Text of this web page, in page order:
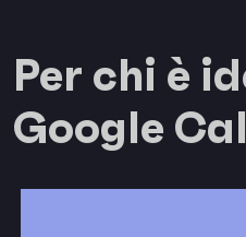
Per chi è
Google